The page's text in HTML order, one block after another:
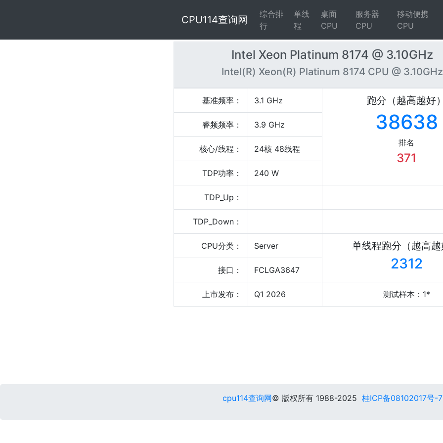
CPU114查询网
综合排
行
单线
程
桌面
CPU
服务器
CPU
移动便携
CPU
Intel Xeon Platinum 8174 @ 3.10GHz
Intel(R) Xeon(R) Platinum 8174 CPU @ 3.10GHz
基准频率： 3.1 GHz 跑分（越高越好
38638
排名
371
睿频频率： 3.9 GHz
核心/线程： 24核 48线程
TDP功率： 240 W
TDP_Up：
TDP_Down：
CPU分类： Server 单线程跑分（越高
2312
接口： FCLGA3647
上市发布： Q1 2026 测试样本：1*
cpu114查询网© 版权所有 1988-2025 桂ICP备08102017号-7